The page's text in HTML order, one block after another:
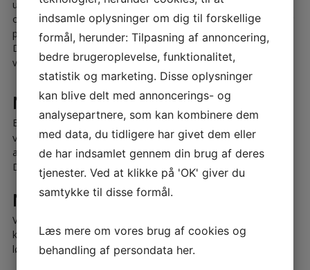
udløses, hvis de ønskede trykforhold eller renhedskrav ikke er
opfyldt. Renrumsteknologi / luftrenser giver en stor tryghed for
personalet.
Der findes rigtig mange filterkvaliteter, og vi rådgiver omkring
valg af disse i forhold til kravene til renhed og hygiejne
Nedkøling og varmegenvinding
Er der ønsker eller krav om nedkøling af luft, kan
ventilationsanlægleveres med integreret køleanlæg eller split-
anlæg. Kompressor placeres i disse tilfælde udenfor.
Der kan installeres varmegenvinding via væskekoblede flader.
Nem styring af ventilationsanlæg
Ventilationsanlæg styres via brugerbetjente styrepaneler eller
kobles på centralt styrede CTS-automatikanlæg. Begge
løsninger kan etableres, så de kan overvåges via internettet.
indsamle oplysninger om dig til forskellige
formål, herunder: Tilpasning af annoncering,
bedre brugeroplevelse, funktionalitet,
statistik og marketing. Disse oplysninger
kan blive delt med annoncerings- og
analysepartnere, som kan kombinere dem
med data, du tidligere har givet dem eller
de har indsamlet gennem din brug af deres
tjenester. Ved at klikke på 'OK' giver du
samtykke til disse formål.
Læs mere om vores brug af cookies og
behandling af persondata her.